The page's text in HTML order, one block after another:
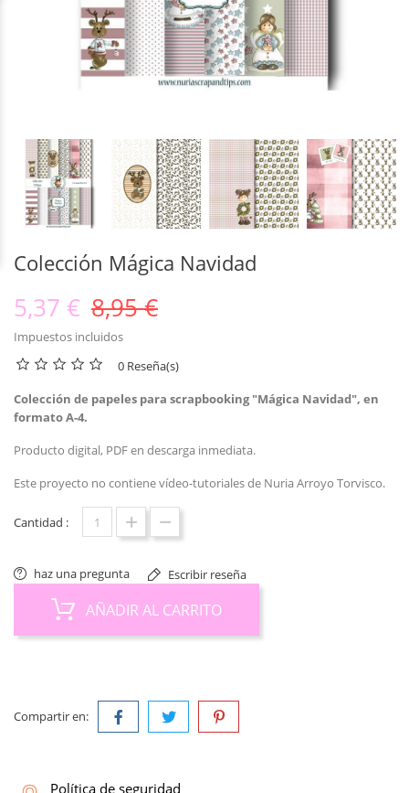
Colección Mágica Navidad
5,37 € 8,95 €
Impuestos incluidos
0 Reseña(s)
Colección de papeles para scrapbooking "Mágica Navidad", en
formato A-4.
Producto digital, PDF en descarga inmediata.
Este proyecto no contiene vídeo-tutoriales de Nuria Arroyo Torvisco.
Cantidad :
haz una pregunta Escribir reseña
AÑADIR AL CARRITO
Compartir en:
Política de seguridad